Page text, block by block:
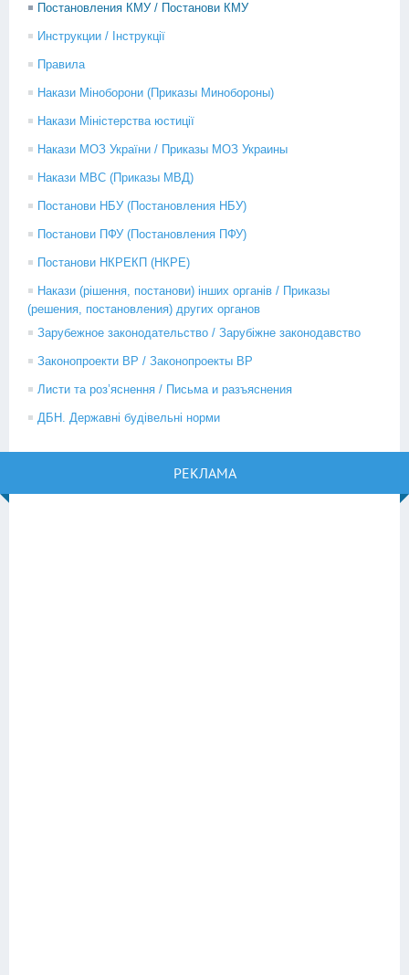
Постановления КМУ / Постанови КМУ
Инструкции / Інструкції
Правила
Накази Міноборони (Приказы Минобороны)
Накази Міністерства юстиції
Накази МОЗ України / Приказы МОЗ Украины
Накази МВС (Приказы МВД)
Постанови НБУ (Постановления НБУ)
Постанови ПФУ (Постановления ПФУ)
Постанови НКРЕКП (НКРЕ)
Накази (рішення, постанови) інших органів / Приказы
(решения, постановления) других органов
Зарубежное законодательство / Зарубіжне законодавство
Законопроекти ВР / Законопроекты ВР
Листи та роз’яснення / Письма и разъяснения
ДБН. Державні будівельні норми
РЕКЛАМА